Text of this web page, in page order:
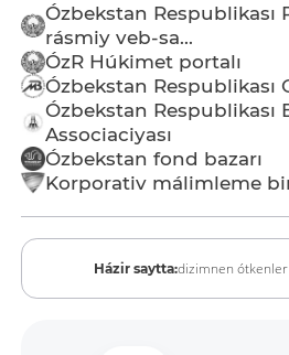
Ózbekstan Respublikası
rásmiy veb-sa...
ÓzR Húkimet portalı
Ózbekstan Respublikası
Ózbekstan Respublikası
Associaciyası
Ózbekstan fond bazarı
Korporativ málimleme
Házir saytta:dizimnen ótkenler